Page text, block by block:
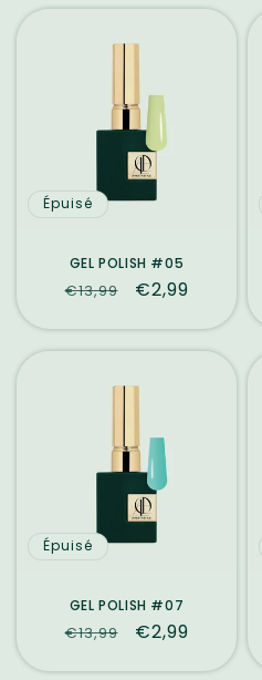
Épuisé
GEL POLISH #05
Prix
€13,99
Prix
promotionnel
€2,99
Épuisé
GEL POLISH #07
Prix
€13,99
Prix
promotionnel
€2,99